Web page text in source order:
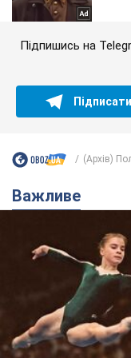
Підпишись на
(Архів)
Важливе